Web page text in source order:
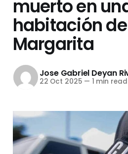
muerto en
habitación
Margarita
Jose Gabriel Deyan
22 Oct 2025 — 1 min read